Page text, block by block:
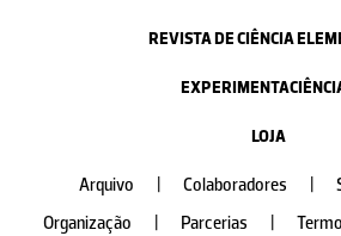
REVISTA DE CIÊNCIA
LOJA
Arquivo Colaboradores
Organização
Parcerias